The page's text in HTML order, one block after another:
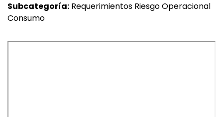
Buscar
Subcategoría: Requerimientos Riesgo Operacional
Consumo